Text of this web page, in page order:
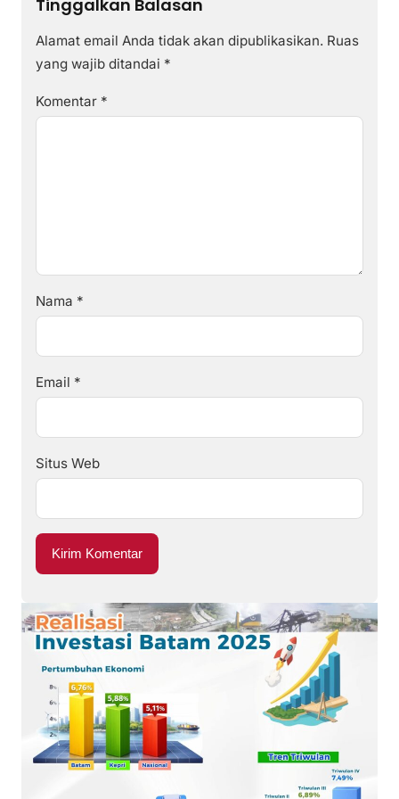
Tinggalkan Balasan
Alamat email Anda tidak akan dipublikasikan. Ruas
yang wajib ditandai *
Komentar *
Nama *
Email *
Situs Web